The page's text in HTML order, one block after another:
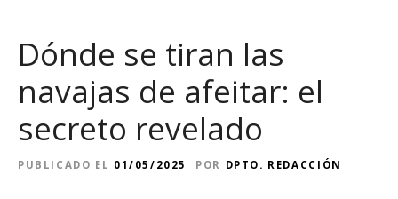
Dónde se tiran las
navajas de afeitar: el
secreto revelado
PUBLICADO EL 01/05/2025 POR DPTO. REDACCIÓN